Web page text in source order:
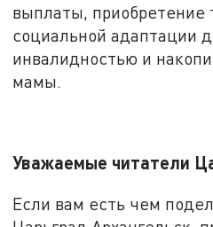
выплаты, приобретение
социальной адаптации
инвалидностью и
мамы.
Уважаемые читатели
Если вам есть чем